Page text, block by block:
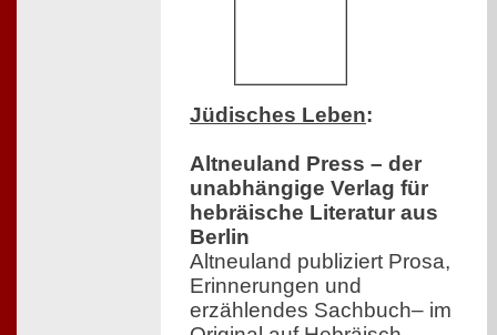
Jüdisches Leben:
Altneuland Press – der
unabhängige Verlag für
hebräische Literatur aus
Berlin
Altneuland publiziert Prosa,
Erinnerungen und
erzählendes Sachbuch– im